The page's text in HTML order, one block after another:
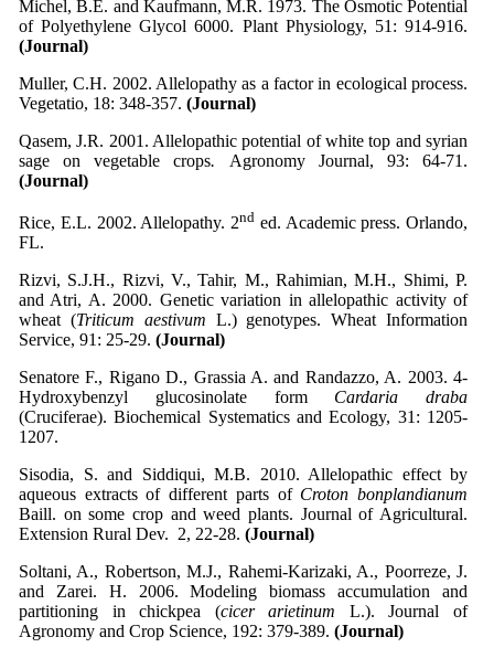
Michel, B.E. and Kaufmann, M.R. 1973. The Osmotic Potential
of Polyethylene Glycol 6000. Plant Physiology, 51: 914-916.
(Journal)
Muller, C.H. 2002. Allelopathy as a factor in ecological process.
Vegetatio, 18: 348-357. (Journal)
Qasem, J.R. 2001. Allelopathic potential of white top and syrian
sage on vegetable crops. Agronomy Journal, 93: 64-71.
(Journal)
Rice, E.L. 2002. Allelopathy. 2nd ed. Academic press. Orlando,
FL.
Rizvi, S.J.H., Rizvi, V., Tahir, M., Rahimian, M.H., Shimi, P.
and Atri, A. 2000. Genetic variation in allelopathic activity of
wheat (Triticum aestivum L.) genotypes. Wheat Information
Service, 91: 25-29. (Journal)
Senatore F., Rigano D., Grassia A. and Randazzo, A. 2003. 4-
Hydroxybenzyl glucosinolate form Cardaria draba
(Cruciferae). Biochemical Systematics and Ecology, 31: 1205-
1207.
Sisodia, S. and Siddiqui, M.B. 2010. Allelopathic effect by
aqueous extracts of different parts of Croton bonplandianum
Baill. on some crop and weed plants. Journal of Agricultural.
Extension Rural Dev. 2, 22-28. (Journal)
Soltani, A., Robertson, M.J., Rahemi-Karizaki, A., Poorreze, J.
and Zarei. H. 2006. Modeling biomass accumulation and
partitioning in chickpea (cicer arietinum L.). Journal of
Agronomy and Crop Science, 192: 379-389. (Journal)